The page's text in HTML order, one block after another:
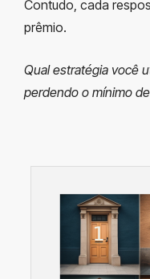
Contudo, cada
prêmio.
Qual estratégia você
perdendo o mínimo